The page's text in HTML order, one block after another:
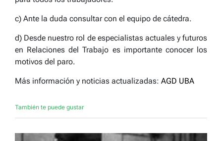
c) Ante la duda consultar con el equipo de cátedra.
d) Desde nuestro rol de especialistas actuales y futuros
en Relaciones del Trabajo es importante conocer los
motivos del paro.
Más información y noticias actualizadas: AGD UBA
También te puede gustar